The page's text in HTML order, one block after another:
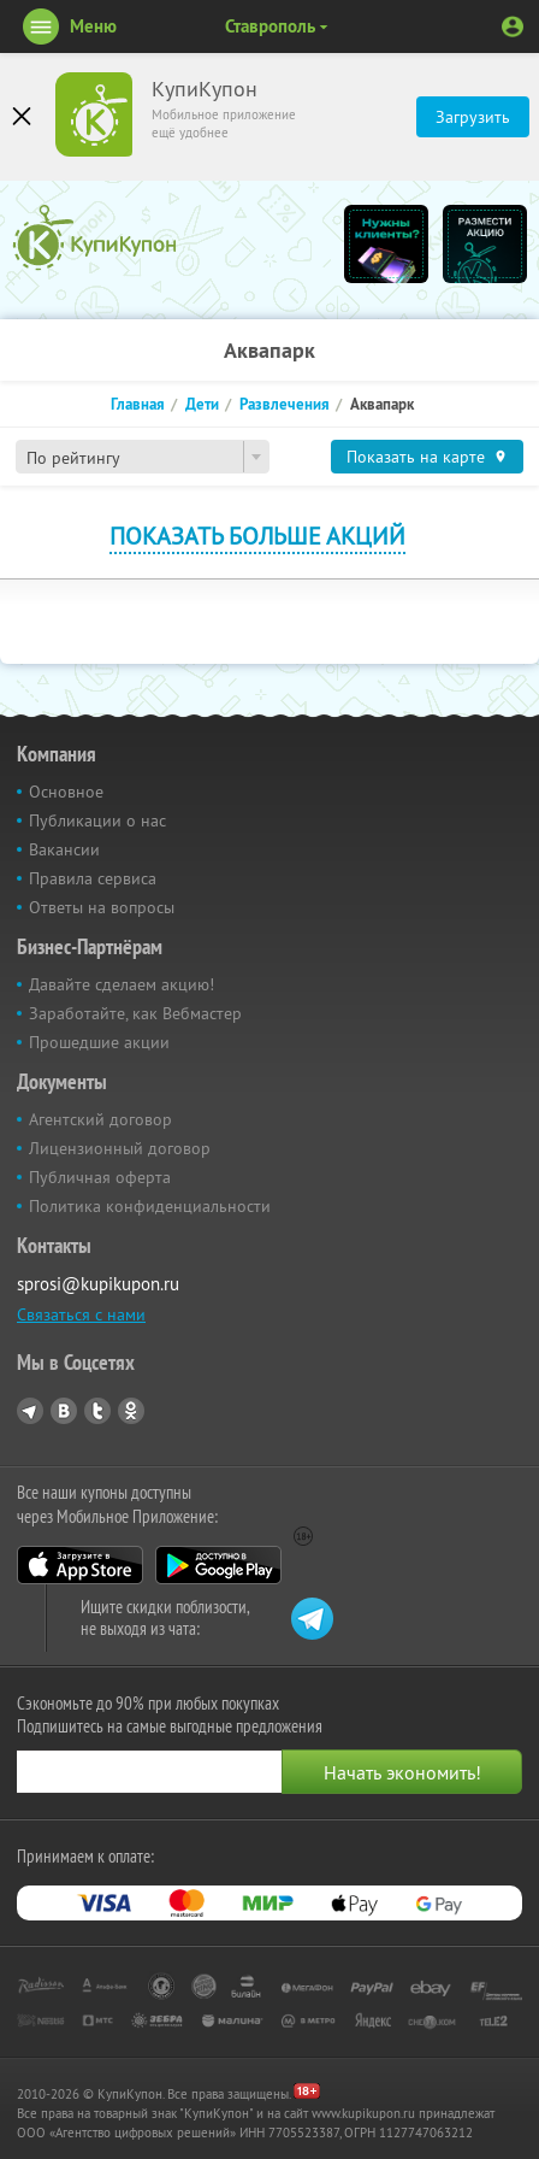
КупиКупон
Мобильное приложение
ещё удобнее
Загрузить
Меню Ставрополь
Аквапарк
По рейтингу
Главная Дети Развлечения Аквапарк
Показать на карте
ПОКАЗАТЬ БОЛЬШЕ АКЦИЙ
Компания
Основное
Публикации о нас
Вакансии
Правила сервиса
Ответы на вопросы
Бизнес-Партнёрам
Давайте сделаем акцию!
Заработайте, как Вебмастер
Прошедшие акции
Документы
Агентский договор
Лицензионный договор
Публичная оферта
Политика конфиденциальности
Контакты
sprosi@kupikupon.ru
Связаться с нами
Мы в Соцсетях
Все наши купоны доступны
через Мобильное Приложение:
Ищите скидки поблизости,
не выходя из чата:
Сэкономьте до 90% при любых покупках
Подпишитесь на самые выгодные предложения
Принимаем к оплате:
2010-2026 © КупиКупон. Все права защищены.
Все права на товарный знак "КупиКупон" и на сайт www.kupikupon.ru принадлежат
OOO «Агентство цифровых решений» ИНН 7705523387, ОГРН 1127747063212